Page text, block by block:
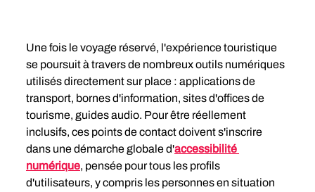
Une fois le voyage réservé, l'expérience touristique
se poursuit à travers de nombreux outils numériques
utilisés directement sur place : applications de
transport, bornes d'information, sites d'offices de
tourisme, guides audio. Pour être réellement
inclusifs, ces points de contact doivent s'inscrire
dans une démarche globale d'accessibilité
numérique, pensée pour tous les profils
d'utilisateurs, y compris les personnes en situation